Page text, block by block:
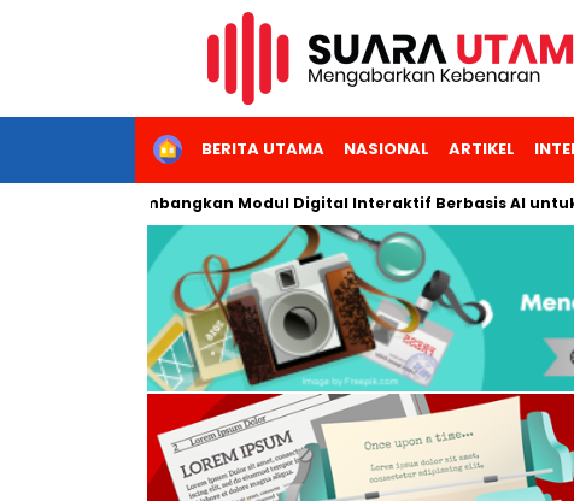
HOMEBERITA UTAMA NASIONAL ARTIKEL
Kembangkan Modul Digital Interaktif Berbasis AI untuk